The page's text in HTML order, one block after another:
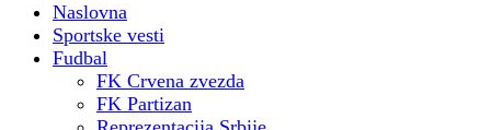
Naslovna
Sportske vesti
Fudbal
FK Crvena zvezda
FK Partizan